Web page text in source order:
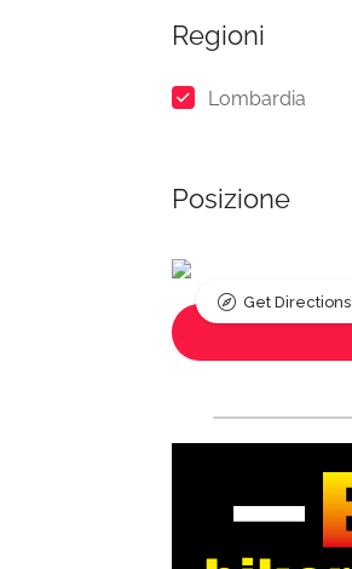
Regioni
Lombardia
Posizione
Get Directions